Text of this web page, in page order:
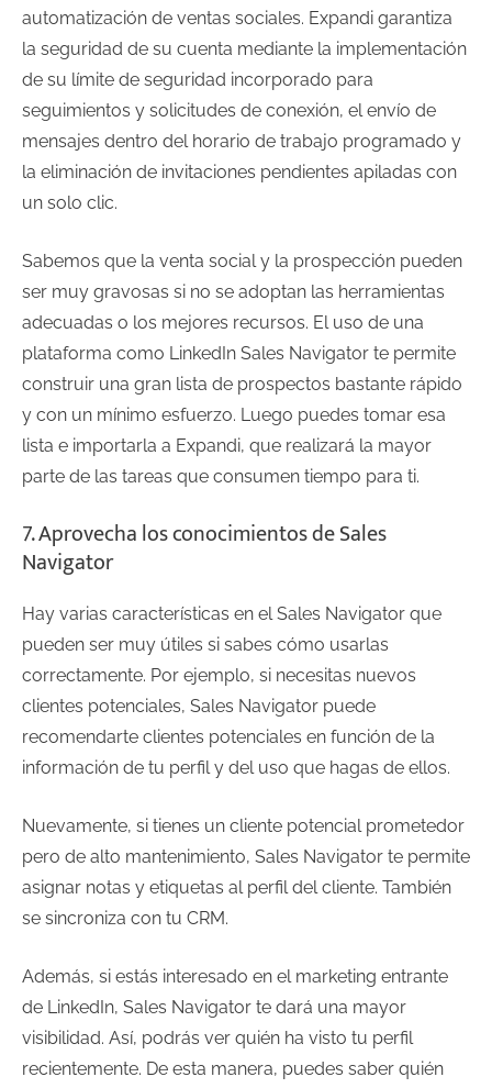
automatización de ventas sociales. Expandi garantiza
la seguridad de su cuenta mediante la implementación
de su límite de seguridad incorporado para
seguimientos y solicitudes de conexión, el envío de
mensajes dentro del horario de trabajo programado y
la eliminación de invitaciones pendientes apiladas con
un solo clic.
Sabemos que la venta social y la prospección pueden
ser muy gravosas si no se adoptan las herramientas
adecuadas o los mejores recursos. El uso de una
plataforma como LinkedIn Sales Navigator te permite
construir una gran lista de prospectos bastante rápido
y con un mínimo esfuerzo. Luego puedes tomar esa
lista e importarla a Expandi, que realizará la mayor
parte de las tareas que consumen tiempo para ti.
7. Aprovecha los conocimientos de Sales
Navigator
Hay varias características en el Sales Navigator que
pueden ser muy útiles si sabes cómo usarlas
correctamente. Por ejemplo, si necesitas nuevos
clientes potenciales, Sales Navigator puede
recomendarte clientes potenciales en función de la
información de tu perfil y del uso que hagas de ellos.
Nuevamente, si tienes un cliente potencial prometedor
pero de alto mantenimiento, Sales Navigator te permite
asignar notas y etiquetas al perfil del cliente. También
se sincroniza con tu CRM.
Además, si estás interesado en el marketing entrante
de LinkedIn, Sales Navigator te dará una mayor
visibilidad. Así, podrás ver quién ha visto tu perfil
recientemente. De esta manera, puedes saber quién